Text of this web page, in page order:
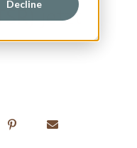
Decline jetzt